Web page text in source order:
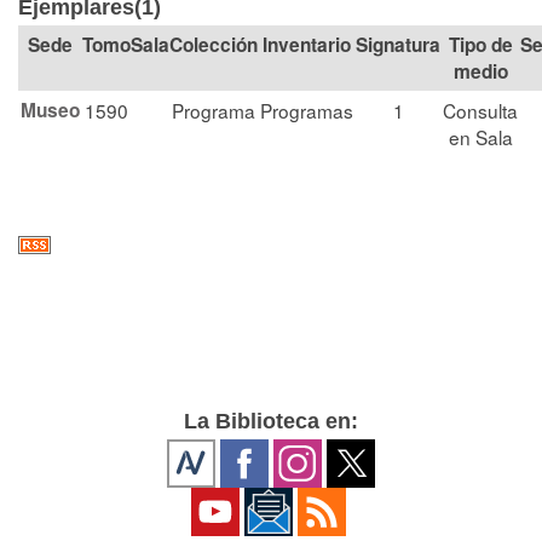
Ejemplares(1)
TomoSalaColección Signatura Tipo de
medio
Museo 1590 Programa Programas 1
Consulta
en Sala
La Biblioteca en: